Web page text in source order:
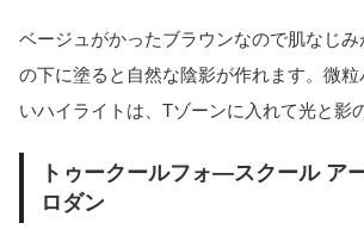
ベージュがかったブラウンなので肌なじ
の下に塗ると自然な陰影が作れます。微粒
いハイライトは、Tゾーンに入れて光と影
トゥークールフォ―スクール ア
ロダン